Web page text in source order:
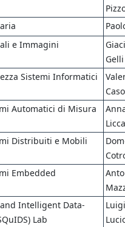
e Immagini
Gelli
Sistemi Informatici
Automatici di Misura
Distribuiti e Mobili
Embedded
Intelligent Data-
Lab